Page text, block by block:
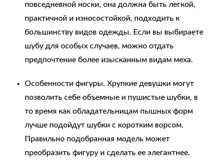
повседневной носки, она должна быть легкой,
практичной и износостойкой, подходить к
большинству видов одежды. Если вы выбираете
шубу для особых случаев, можно отдать
предпочтение более изысканным видам меха.
Особенности фигуры. Хрупкие девушки могут
позволить себе объемные и пушистые шубки, в
то время как обладательницам пышных форм
лучше подойдут шубки с коротким ворсом.
Правильно подобранная модель может
преобразить фигуру и сделать ее элегантнее.